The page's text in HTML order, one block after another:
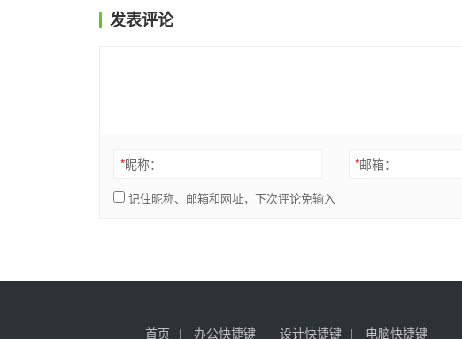
发表评论
*昵称： *邮箱：
记住昵称、邮箱和网址，下次评论免输入
首页 办公快捷键 设计快捷键 电脑快捷键